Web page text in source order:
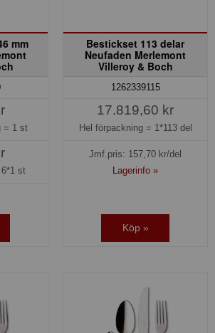
mm
= 1 st
6*1 st
Bestickset 113 delar
Neufaden Merlemont
Villeroy & Boch
1262339115
17.819,60 kr
Hel förpackning = 1*113 del
Jmf.pris: 157,70 kr/del
Lagerinfo »
Köp »